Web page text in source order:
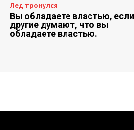
Лед тронулся
Вы обладаете властью, если
другие думают, что вы
обладаете властью.